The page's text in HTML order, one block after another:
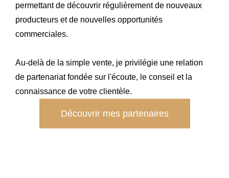
permettant de découvrir régulièrement de nouveaux
producteurs et de nouvelles opportunités
commerciales.
Au-delà de la simple vente, je privilégie une relation
de partenariat fondée sur l'écoute, le conseil et la
connaissance de votre clientèle.
Découvrir mes partenaires